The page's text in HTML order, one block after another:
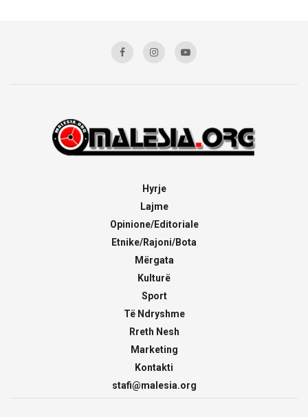
Hyrje
Lajme
Opinione/Editoriale
Etnike/Rajoni/Bota
Mërgata
Kulturë
Sport
Të Ndryshme
Rreth Nesh
Marketing
Kontakti
stafi@malesia.org